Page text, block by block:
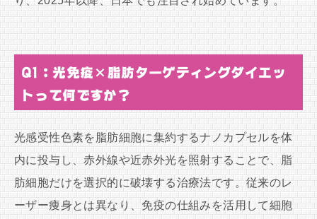
Q1：光免疫×脂肪ターゲティングダイエッ
トって何ですか？
光感受性色素を脂肪細胞に集約するナノカプセルを体
内に投与し、赤外線や近赤外光を照射することで、脂
肪細胞だけを選択的に破壊する治療法です。従来のレ
ーザー痩身とは異なり、免疫の仕組みを活用して細胞